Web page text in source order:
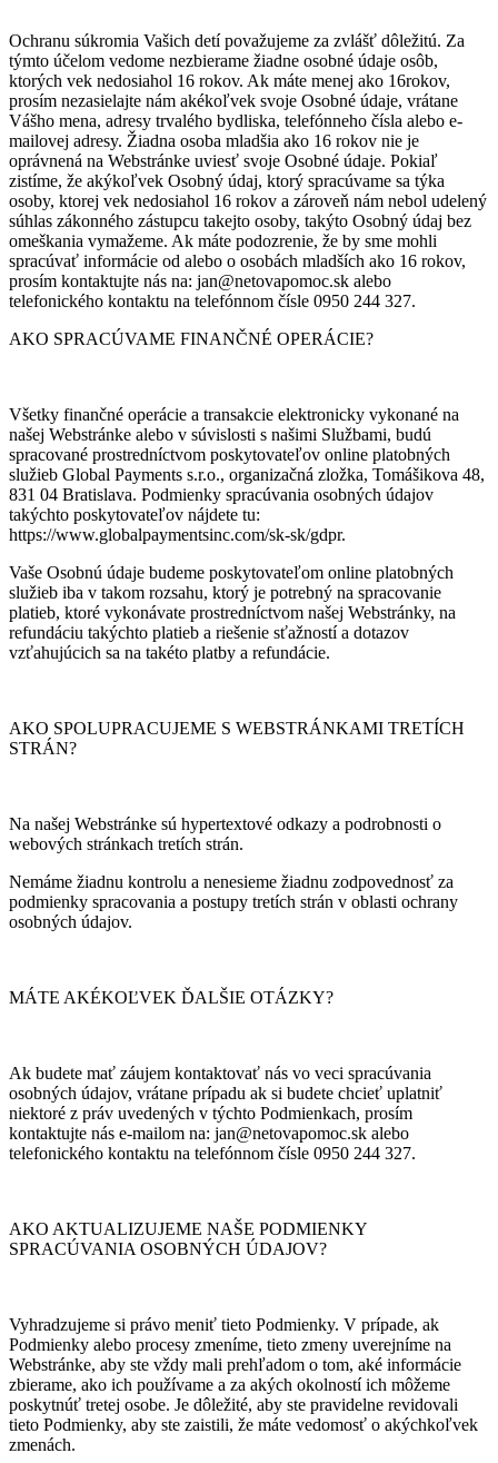
Ochranu súkromia Vašich detí považujeme za zvlášť dôležitú. Za
týmto účelom vedome nezbierame žiadne osobné údaje osôb,
ktorých vek nedosiahol 16 rokov. Ak máte menej ako 16rokov,
prosím nezasielajte nám akékoľvek svoje Osobné údaje, vrátane
Vášho mena, adresy trvalého bydliska, telefónneho čísla alebo e-
mailovej adresy. Žiadna osoba mladšia ako 16 rokov nie je
oprávnená na Webstránke uviesť svoje Osobné údaje. Pokiaľ
zistíme, že akýkoľvek Osobný údaj, ktorý spracúvame sa týka
osoby, ktorej vek nedosiahol 16 rokov a zároveň nám nebol udelený
súhlas zákonného zástupcu takejto osoby, takýto Osobný údaj bez
omeškania vymažeme. Ak máte podozrenie, že by sme mohli
spracúvať informácie od alebo o osobách mladších ako 16 rokov,
prosím kontaktujte nás na: jan@netovapomoc.sk alebo
telefonického kontaktu na telefónnom čísle 0950 244 327.
AKO SPRACÚVAME FINANČNÉ OPERÁCIE?
Všetky finančné operácie a transakcie elektronicky vykonané na
našej Webstránke alebo v súvislosti s našimi Službami, budú
spracované prostredníctvom poskytovateľov online platobných
služieb Global Payments s.r.o., organizačná zložka, Tomášikova 48,
831 04 Bratislava. Podmienky spracúvania osobných údajov
takýchto poskytovateľov nájdete tu:
https://www.globalpaymentsinc.com/sk-sk/gdpr.
Vaše Osobnú údaje budeme poskytovateľom online platobných
služieb iba v takom rozsahu, ktorý je potrebný na spracovanie
platieb, ktoré vykonávate prostredníctvom našej Webstránky, na
refundáciu takýchto platieb a riešenie sťažností a dotazov
vzťahujúcich sa na takéto platby a refundácie.
AKO SPOLUPRACUJEME S WEBSTRÁNKAMI TRETÍCH
STRÁN?
Na našej Webstránke sú hypertextové odkazy a podrobnosti o
webových stránkach tretích strán.
Nemáme žiadnu kontrolu a nenesieme žiadnu zodpovednosť za
podmienky spracovania a postupy tretích strán v oblasti ochrany
osobných údajov.
MÁTE AKÉKOĽVEK ĎALŠIE OTÁZKY?
Ak budete mať záujem kontaktovať nás vo veci spracúvania
osobných údajov, vrátane prípadu ak si budete chcieť uplatniť
niektoré z práv uvedených v týchto Podmienkach, prosím
kontaktujte nás e-mailom na: jan@netovapomoc.sk alebo
telefonického kontaktu na telefónnom čísle 0950 244 327.
AKO AKTUALIZUJEME NAŠE PODMIENKY
SPRACÚVANIA OSOBNÝCH ÚDAJOV?
Vyhradzujeme si právo meniť tieto Podmienky. V prípade, ak
Podmienky alebo procesy zmeníme, tieto zmeny uverejníme na
Webstránke, aby ste vždy mali prehľadom o tom, aké informácie
zbierame, ako ich používame a za akých okolností ich môžeme
poskytnúť tretej osobe. Je dôležité, aby ste pravidelne revidovali
tieto Podmienky, aby ste zaistili, že máte vedomosť o akýchkoľvek
zmenách.